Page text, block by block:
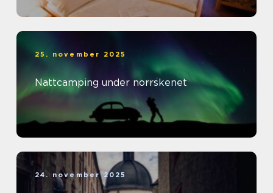
25. november 2025
Nattcamping under norrskenet
24. november 2025